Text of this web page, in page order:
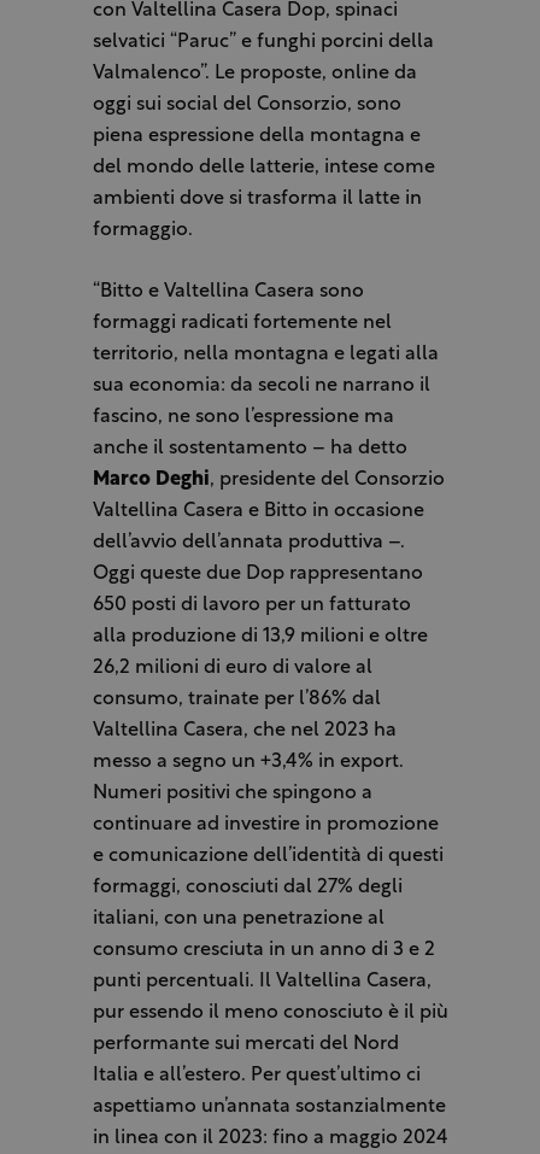
con Valtellina Casera Dop, spinaci
selvatici “Paruc” e funghi porcini della
Valmalenco”. Le proposte, online da
oggi sui social del Consorzio, sono
piena espressione della montagna e
del mondo delle latterie, intese come
ambienti dove si trasforma il latte in
formaggio.
“Bitto e Valtellina Casera sono
formaggi radicati fortemente nel
territorio, nella montagna e legati alla
sua economia: da secoli ne narrano il
fascino, ne sono l’espressione ma
anche il sostentamento – ha detto
Marco Deghi, presidente del Consorzio
Valtellina Casera e Bitto in occasione
dell’avvio dell’annata produttiva –.
Oggi queste due Dop rappresentano
650 posti di lavoro per un fatturato
alla produzione di 13,9 milioni e oltre
26,2 milioni di euro di valore al
consumo, trainate per l’86% dal
Valtellina Casera, che nel 2023 ha
messo a segno un +3,4% in export.
Numeri positivi che spingono a
continuare ad investire in promozione
e comunicazione dell’identità di questi
formaggi, conosciuti dal 27% degli
italiani, con una penetrazione al
consumo cresciuta in un anno di 3 e 2
punti percentuali. Il Valtellina Casera,
pur essendo il meno conosciuto è il più
performante sui mercati del Nord
Italia e all’estero. Per quest’ultimo ci
aspettiamo un’annata sostanzialmente
in linea con il 2023: fino a maggio 2024